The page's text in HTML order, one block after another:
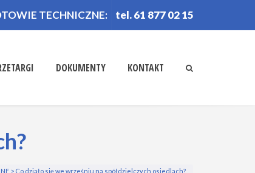
TECHNICZNE: tel. 61 877 02 15
DOKUMENTY KONTAKT
> Co działo się we wrześniu na spółdzielczych osiedlach?